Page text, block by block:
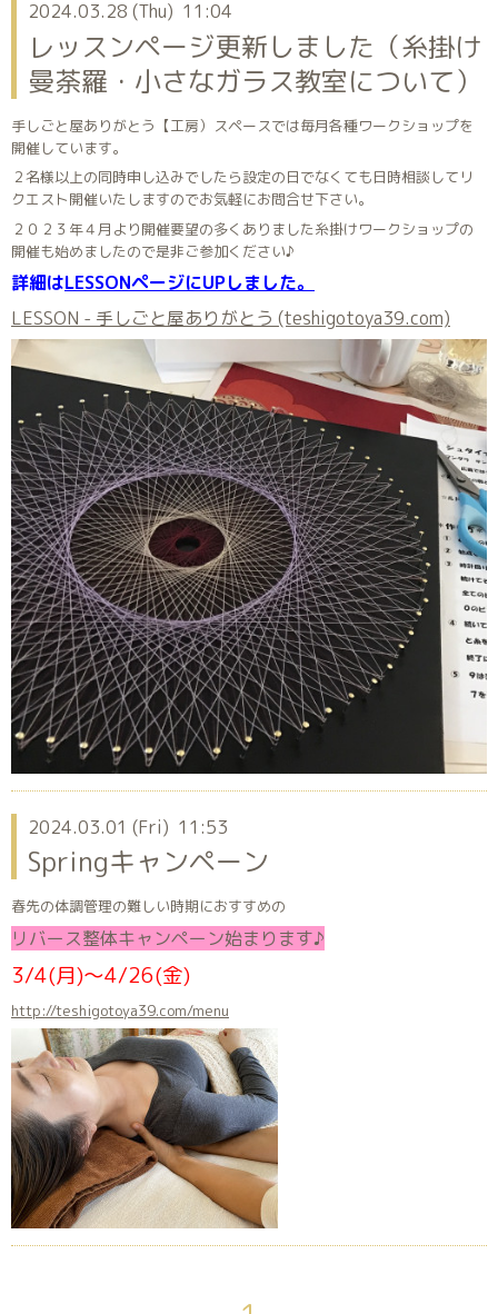
2024.03.28 (Thu) 11:04
レッスンページ更新しました（糸掛け
曼荼羅・小さなガラス教室について）
手しごと屋ありがとう【工房）スペースでは毎月各種ワークショップを
開催しています。
２名様以上の同時申し込みでしたら設定の日でなくても日時相談してリ
クエスト開催いたしますのでお気軽にお問合せ下さい。
２０２３年４月より開催要望の多くありました糸掛けワークショップの
開催も始めましたので是非ご参加ください♪
詳細はLESSONページにUPしました。
LESSON - 手しごと屋ありがとう (teshigotoya39.com)
2024.03.01 (Fri) 11:53
Springキャンペーン
春先の体調管理の難しい時期におすすめの
リバース整体キャンペーン始まります♪
3/4(月)〜4/26(金)
http://teshigotoya39.com/menu